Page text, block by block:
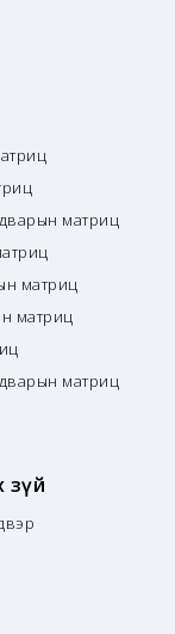
матриц
матриц
матриц
матриц
зүй